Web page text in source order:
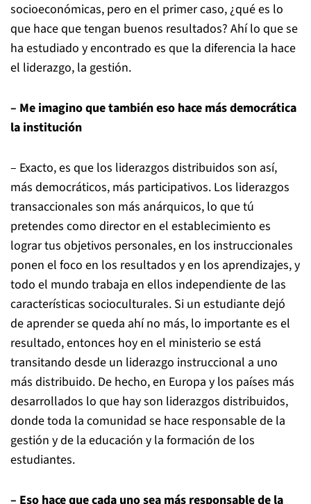
socioeconómicas, pero en el primer caso, ¿qué es lo
que hace que tengan buenos resultados? Ahí lo que se
ha estudiado y encontrado es que la diferencia la hace
el liderazgo, la gestión.
– Me imagino que también eso hace más democrática
la institución
– Exacto, es que los liderazgos distribuidos son así,
más democráticos, más participativos. Los liderazgos
transaccionales son más anárquicos, lo que tú
pretendes como director en el establecimiento es
lograr tus objetivos personales, en los instruccionales
ponen el foco en los resultados y en los aprendizajes, y
todo el mundo trabaja en ellos independiente de las
características socioculturales. Si un estudiante dejó
de aprender se queda ahí no más, lo importante es el
resultado, entonces hoy en el ministerio se está
transitando desde un liderazgo instruccional a uno
más distribuido. De hecho, en Europa y los países más
desarrollados lo que hay son liderazgos distribuidos,
donde toda la comunidad se hace responsable de la
gestión y de la educación y la formación de los
estudiantes.
– Eso hace que cada uno sea más responsable de la